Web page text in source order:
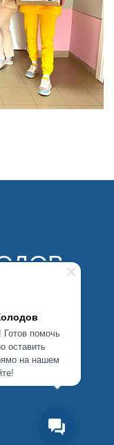
Готов помочь
оставить
на нашем